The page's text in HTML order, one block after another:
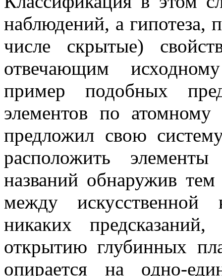
наблюдений, а гипотеза,
числе скрытые)
отвечающим
пример подобных
элементов по
предложил свою
расположить
названий обнаружив
между искусственной
никаких
открытию глубинных
опирается на одно-